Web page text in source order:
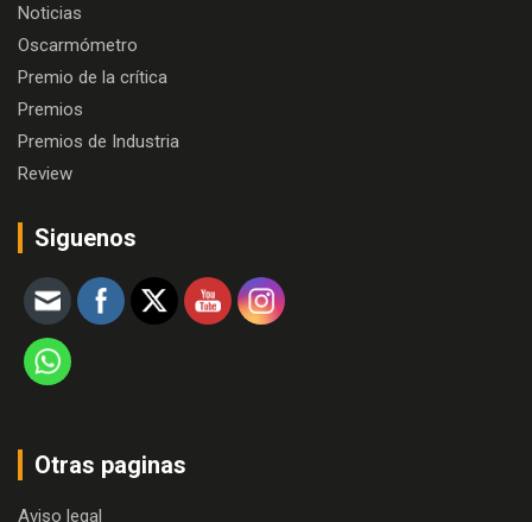
Noticias
Oscarmómetro
Premio de la crítica
Premios
Premios de Industria
Review
Siguenos
Otras paginas
Aviso legal